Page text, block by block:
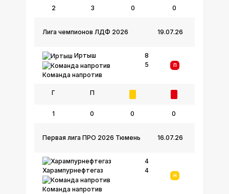
2 3 0 0
19.07.26
Лига чемпионов ЛДФ 2026
Иртыш
Команда напротив
8
5
П
Г П
1 0 0 0
16.07.26
Первая лига ПРО 2026 Тюмень
Харампурнефтегаз
Команда напротив
4
4
Н